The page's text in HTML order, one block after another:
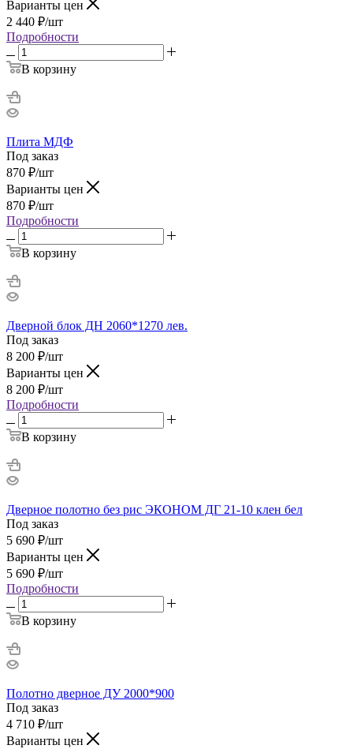
Варианты цен
2 440 ₽/шт
Подробности
В корзину
Плита МДФ
Под заказ
870 ₽/шт
Варианты цен
870 ₽/шт
Подробности
В корзину
Дверной блок ДН 2060*1270 лев.
Под заказ
8 200 ₽/шт
Варианты цен
8 200 ₽/шт
Подробности
В корзину
Дверное полотно без рис ЭКОНОМ ДГ 21-10 клен бел
Под заказ
5 690 ₽/шт
Варианты цен
5 690 ₽/шт
Подробности
В корзину
Полотно дверное ДУ 2000*900
Под заказ
4 710 ₽/шт
Варианты цен